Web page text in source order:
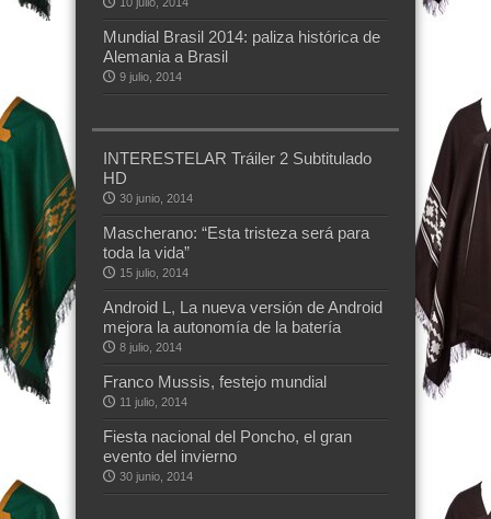
Mundial Brasil 2014: paliza histórica de
Alemania a Brasil
9 julio, 2014
INTERESTELAR Tráiler 2 Subtitulado
HD
30 junio, 2014
Mascherano: “Esta tristeza será para
toda la vida”
15 julio, 2014
Android L, La nueva versión de Android
mejora la autonomía de la batería
8 julio, 2014
Franco Mussis, festejo mundial
11 julio, 2014
Fiesta nacional del Poncho, el gran
evento del invierno
30 junio, 2014